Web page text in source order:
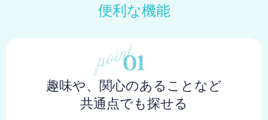
便利な機能
趣味や、関心のあることなど
共通点でも探せる